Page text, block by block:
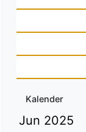
Kalender